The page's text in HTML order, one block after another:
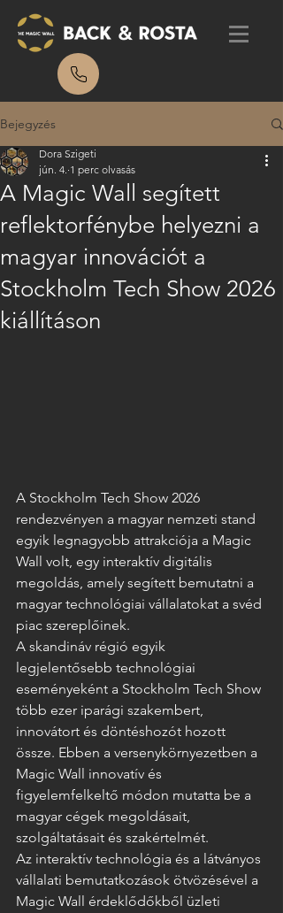
Bejegyzés
A Magic Wall segített
reflektorfénybe helyezni a
magyar innovációt a
Stockholm Tech Show 2026
kiállításon
Dora Szigeti
jún. 4. 1 perc olvasás
A Stockholm Tech Show 2026
rendezvényen a magyar nemzeti stand
egyik legnagyobb attrakciója a Magic
Wall volt, egy interaktív digitális
megoldás, amely segített bemutatni a
magyar technológiai vállalatokat a svéd
piac szereplőinek.
A skandináv régió egyik
legjelentősebb technológiai
eseményeként a Stockholm Tech Show
több ezer iparági szakembert,
innovátort és döntéshozót hozott
össze. Ebben a versenykörnyezetben a
Magic Wall innovatív és
figyelemfelkeltő módon mutatta be a
magyar cégek megoldásait,
szolgáltatásait és szakértelmét.
Az interaktív technológia és a látványos
vállalati bemutatkozások ötvözésével a
Magic Wall érdeklődőkből üzleti